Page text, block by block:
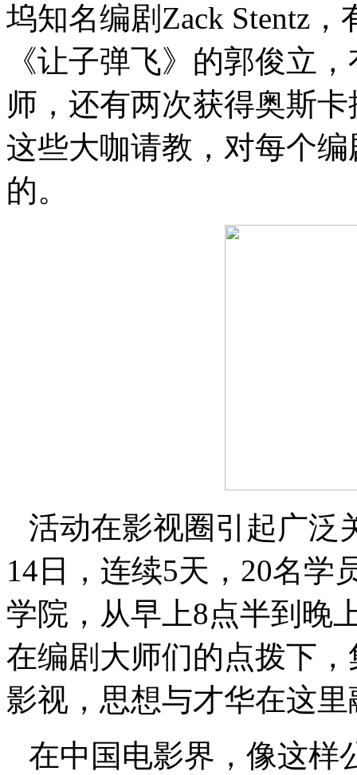
坞知名编剧Zack Stentz
《让子弹飞》的郭俊立
师，还有两次获得奥斯
这些大咖请教，对每个
的。
活动在影视圈引起广
14日，连续5天，20名学
学院，从早上8点半到晚
在编剧大师们的点拨下
影视，思想与才华在这
在中国电影界，像这样